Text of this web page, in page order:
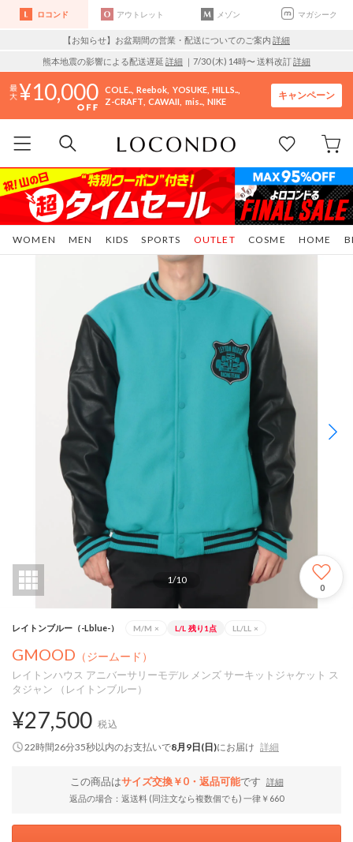
ロコンド アウトレット メゾン マガシーク
【お知らせ】お盆期間の営業・配送についてのご案内 詳細
熊本地震の影響による配送遅延 詳細 ｜7/30 (木) 14時〜 送料改訂詳細
10,000 COLE.. Reebok YOSUKE HILLS..
Z-CRAFT CAWAII mis.. NIKE
キャンペーン
WOMEN MEN KIDS SPORTS COSME HOME
OUTLET
1/10
0
レイトンブルー（-Lblue-） M/M × L/L 残り1点 LL/LL ×
GMOOD （ジームード）
レイトンハウス アニバーサリーモデル メンズ サーキットジャケット ス
タジャン （レイトンブルー）
¥27,500 税込
22時間26分34秒以内のお支払いで8月9日(日)にお届け 詳細
この商品はサイズ交換￥0・返品可能です
詳細
返品の場合：返送料 (同注文なら複数個でも) 一律￥660